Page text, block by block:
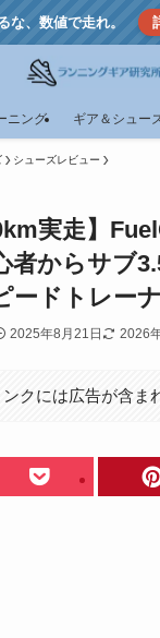
な、数値で走れ。
ニング ギア＆シュー
シューズレビュー
実走】
者からサブ
ードトレー
2025年8月21日 2026
クには広告が含ま